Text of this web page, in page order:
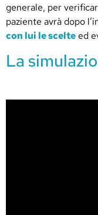
generale, per
paziente avrà dopo
con lui le scelteed
La